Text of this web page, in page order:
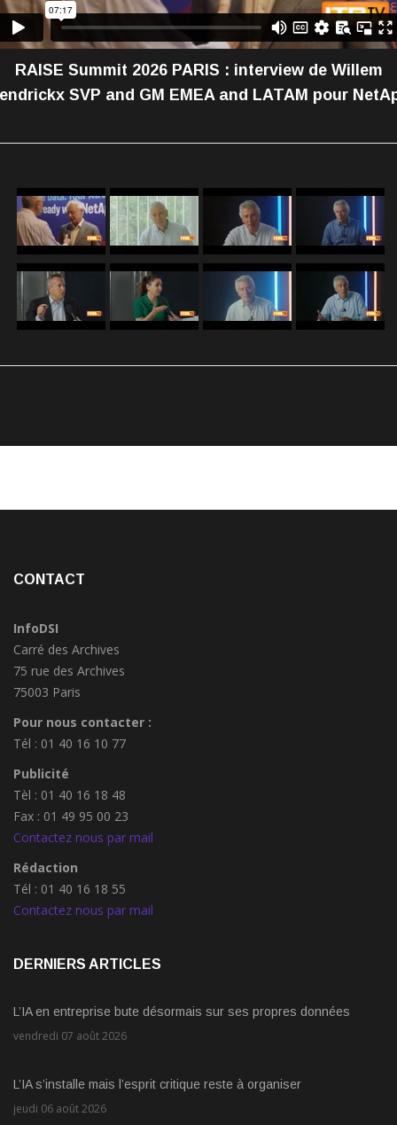
RAISE Summit 2026 PARIS : interview de Willem
SVP and GM EMEA and LATAM pour
CONTACT
InfoDSI
Carré des Archives
75 rue des Archives
75003 Paris
Pour nous contacter :
Tél : 01 40 16 10 77
Publicité
Tèl : 01 40 16 18 48
Fax : 01 49 95 00 23
Contactez nous par mail
Rédaction
Tél : 01 40 16 18 55
Contactez nous par mail
DERNIERS ARTICLES
L’IA en entreprise bute désormais sur ses propres données
vendredi 07 août 2026
L’IA s’installe mais l’esprit critique reste à organiser
jeudi 06 août 2026